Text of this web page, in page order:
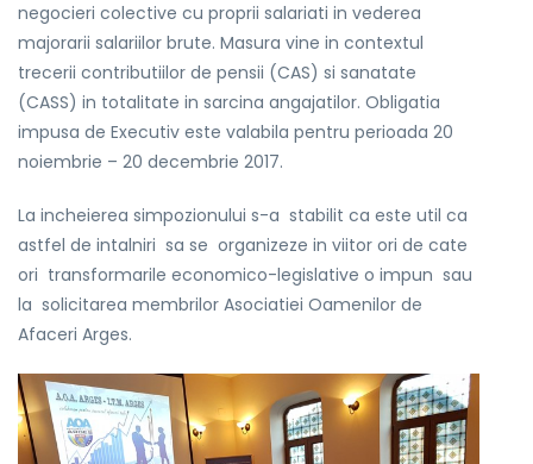
negocieri colective cu proprii salariati in vederea
majorarii salariilor brute. Masura vine in contextul
trecerii contributiilor de pensii (CAS) si sanatate
(CASS) in totalitate in sarcina angajatilor. Obligatia
impusa de Executiv este valabila pentru perioada 20
noiembrie – 20 decembrie 2017.
La incheierea simpozionului s-a stabilit ca este util ca
astfel de intalniri sa se organizeze in viitor ori de cate
ori transformarile economico-legislative o impun sau
la solicitarea membrilor Asociatiei Oamenilor de
Afaceri Arges.